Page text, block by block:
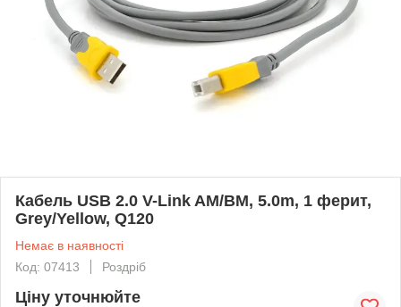
Кабель USB 2.0 V-Link AM/BM, 5.0m, 1 ферит,
Grey/Yellow, Q120
Немає в наявності
Код: 07413
Роздріб
Ціну уточнюйте